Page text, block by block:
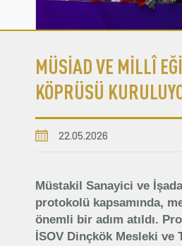
MÜSİAD VE MİLLÎ
KÖPRÜSÜ
22.05.2026
Müstakil Sanayici ve
protokolü kapsamında,
önemli bir adım atıldı.
İSOV Dinçkök Mesleki ve